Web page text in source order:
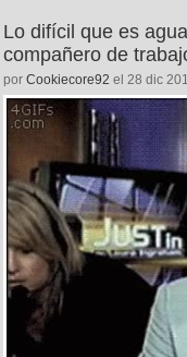
Lo difícil que es
compañero de
por Cookiecore92 el 28 dic